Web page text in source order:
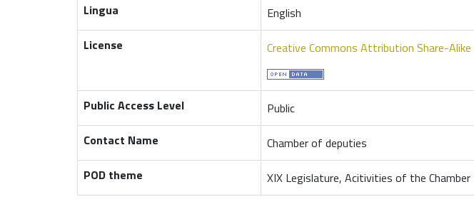
Lingua
English
License
Creative Commons Attribution Share-Alike
Public Access Level
Public
Contact Name
Chamber of deputies
POD theme
XIX Legislature, Acitivities of the Chamber